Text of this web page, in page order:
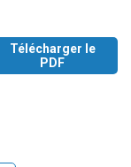
Télécharger le
PDF